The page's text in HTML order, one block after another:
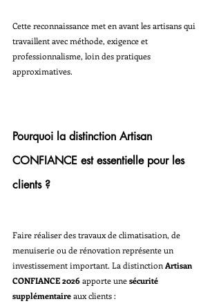
Cette reconnaissance met en avant les artisans qui
travaillent avec méthode, exigence et
professionnalisme, loin des pratiques
approximatives.
Pourquoi la distinction Artisan
CONFIANCE est essentielle pour les
clients ?
Faire réaliser des travaux de climatisation, de
menuiserie ou de rénovation représente un
investissement important. La distinction Artisan
CONFIANCE 2026 apporte une sécurité
supplémentaire aux clients :